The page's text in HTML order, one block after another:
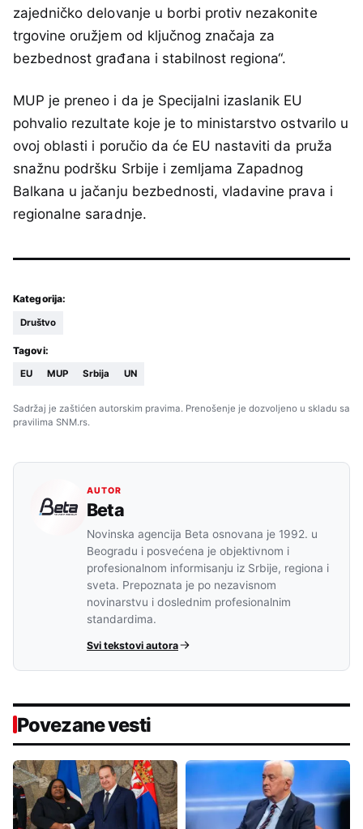
zajedničko delovanje u borbi protiv nezakonite
trgovine oružjem od ključnog značaja za
bezbednost građana i stabilnost regiona“.
MUP je preneo i da je Specijalni izaslanik EU
pohvalio rezultate koje je to ministarstvo ostvarilo u
ovoj oblasti i poručio da će EU nastaviti da pruža
snažnu podršku Srbije i zemljama Zapadnog
Balkana u jačanju bezbednosti, vladavine prava i
regionalne saradnje.
Kategorija:
Društvo
Tagovi:
EU MUP Srbija UN
Sadržaj je zaštićen autorskim pravima. Prenošenje je dozvoljeno u skladu sa
pravilima SNM.rs.
AUTOR
Beta
Novinska agencija Beta osnovana je 1992. u
Beogradu i posvećena je objektivnom i
profesionalnom informisanju iz Srbije, regiona i
sveta. Prepoznata je po nezavisnom
novinarstvu i doslednim profesionalnim
standardima.
Svi tekstovi autora
Povezane vesti